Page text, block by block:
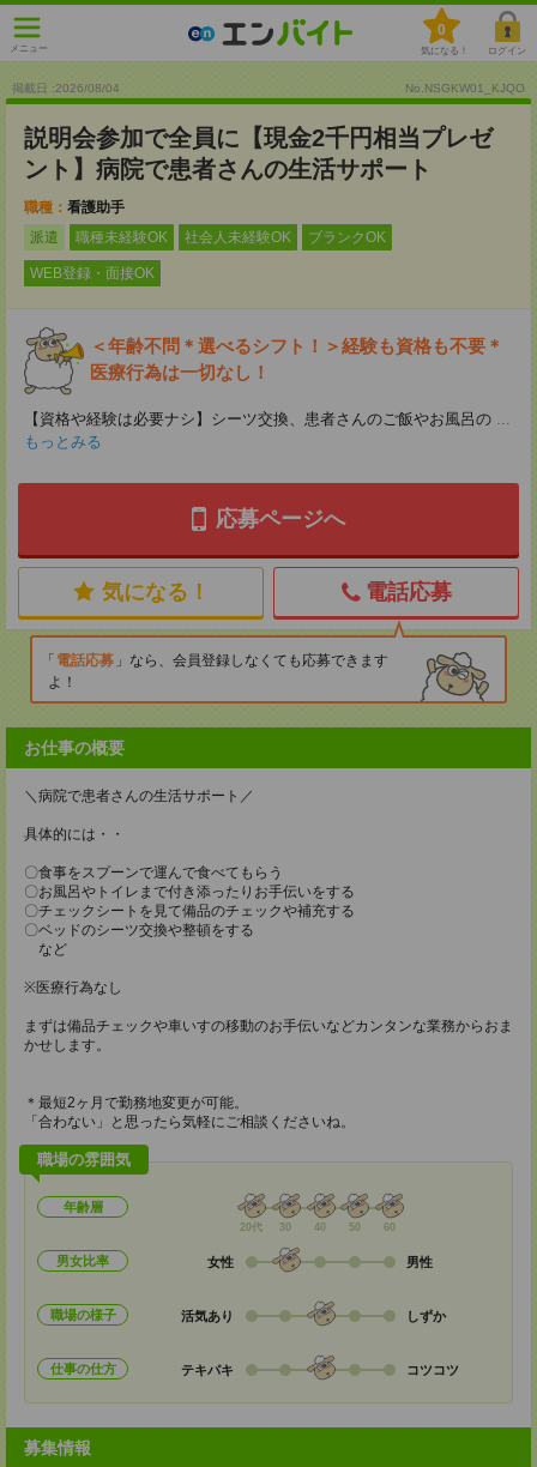
メニュー
0
気になる！ ログイン
掲載日 :2026/08/04 No.NSGKW01_KJQO
説明会参加で全員に【現金2千円相当プレゼ
ント】病院で患者さんの生活サポート
職種： 看護助手
派遣
職種未経験OK 社会人未経験OK ブランクOK
WEB登録・面接OK
＜年齢不問＊選べるシフト！＞経験も資格も不要＊
医療行為は一切なし！
【資格や経験は必要ナシ】シーツ交換、患者さんのご飯やお風呂の ...
もっとみる
応募ページへ
気になる！ 電話応募
電話応募
なら、会員登録しなくても応募できます
よ！
お仕事の概要
＼病院で患者さんの生活サポート／
具体的には・・
〇食事をスプーンで運んで食べてもらう
〇お風呂やトイレまで付き添ったりお手伝いをする
〇チェックシートを見て備品のチェックや補充する
〇ベッドのシーツ交換や整頓をする
など
※医療行為なし
まずは備品チェックや車いすの移動のお手伝いなどカンタンな業務からおま
かせします。
＊最短2ヶ月で勤務地変更が可能。
「合わない」と思ったら気軽にご相談くださいね。
職場の雰囲気
年齢層
20代 30 40 50 60
男女比率 女性 男性
職場の様子 活気あり しずか
仕事の仕方 テキパキ コツコツ
募集情報